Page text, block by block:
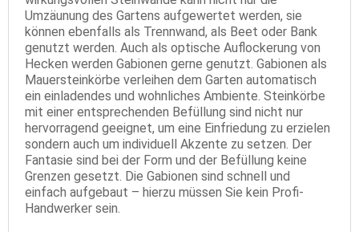
Umzäunung des Gartens aufgewertet werden, sie
können ebenfalls als Trennwand, als Beet oder Bank
genutzt werden. Auch als optische Auflockerung von
Hecken werden Gabionen gerne genutzt. Gabionen als
Mauersteinkörbe verleihen dem Garten automatisch
ein einladendes und wohnliches Ambiente. Steinkörbe
mit einer entsprechenden Befüllung sind nicht nur
hervorragend geeignet, um eine Einfriedung zu erzielen
sondern auch um individuell Akzente zu setzen. Der
Fantasie sind bei der Form und der Befüllung keine
Grenzen gesetzt. Die Gabionen sind schnell und
einfach aufgebaut – hierzu müssen Sie kein Profi-
Handwerker sein.